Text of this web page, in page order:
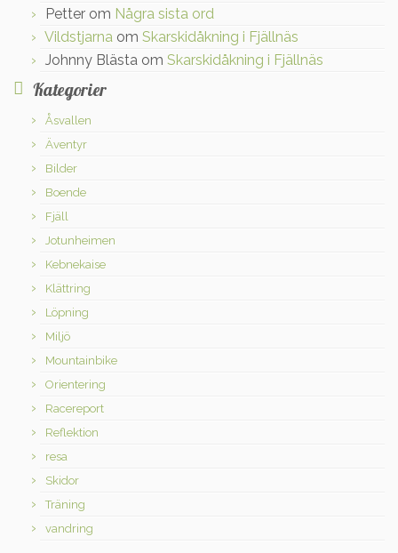
Petter om Några sista ord
Vildstjarna om Skarskidåkning i Fjällnäs
Johnny Blästa om Skarskidåkning i Fjällnäs
Kategorier
Åsvallen
Äventyr
Bilder
Boende
Fjäll
Jotunheimen
Kebnekaise
Klättring
Löpning
Miljö
Mountainbike
Orientering
Racereport
Reflektion
resa
Skidor
Träning
vandring